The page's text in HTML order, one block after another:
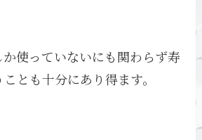
使っていないにも関わらず寿
とも十分にあり得ます。